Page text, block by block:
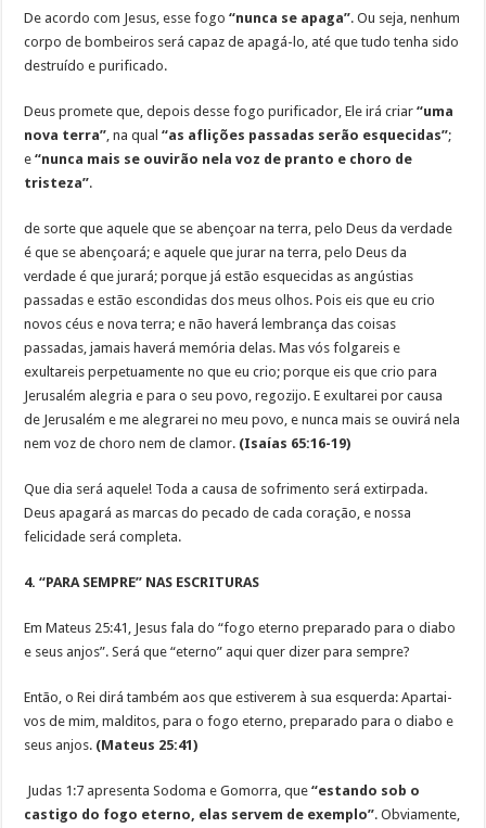
De acordo com Jesus, esse fogo“nunca se apaga”. Ou seja, nenhum
corpo de bombeiros será capaz de apagá-lo, até que tudo tenha sido
destruído e purificado.
Deus promete que, depois desse fogo purificador, Ele irá criar“uma
nova terra” , na qual“as aflições passadas serão esquecidas”;
e“nunca mais se ouvirão nela voz de pranto e choro de
tristeza”.
de sorte que aquele que se abençoar na terra, pelo Deus da verdade
é que se abençoará; e aquele que jurar na terra, pelo Deus da
verdade é que jurará; porque já estão esquecidas as angústias
passadas e estão escondidas dos meus olhos. Pois eis que eu crio
novos céus e nova terra; e não haverá lembrança das coisas
passadas, jamais haverá memória delas. Mas vós folgareis e
exultareis perpetuamente no que eu crio; porque eis que crio para
Jerusalém alegria e para o seu povo, regozijo. E exultarei por causa
de Jerusalém e me alegrarei no meu povo, e nunca mais se ouvirá nela
nem voz de choro nem de clamor. (Isaías 65:16-19)
Que dia será aquele! Toda a causa de sofrimento será extirpada.
Deus apagará as marcas do pecado de cada coração, e nossa
felicidade será completa.
4. “PARA SEMPRE” NAS ESCRITURAS
Em Mateus 25:41, Jesus fala do “fogo eterno preparado para o diabo
e seus anjos”. Será que “eterno” aqui quer dizer para sempre?
Então, o Rei dirá também aos que estiverem à sua esquerda: Apartai-
vos de mim, malditos, para o fogo eterno, preparado para o diabo e
seus anjos. (Mateus 25:41)
Judas 1:7 apresenta Sodoma e Gomorra, que“estando sob o
castigo do fogo eterno, elas servem de exemplo”. Obviamente,